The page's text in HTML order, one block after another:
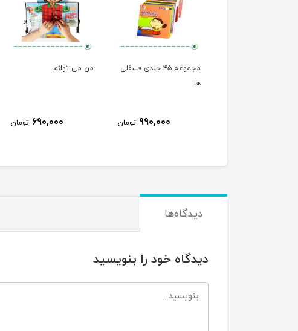
مجموعه ۴۵ جلدی فسقلی
ها
990,000 تومان
من می توانم
690,000 تومان
دیدگاه‌ها
دیدگاه خود را بنویسید